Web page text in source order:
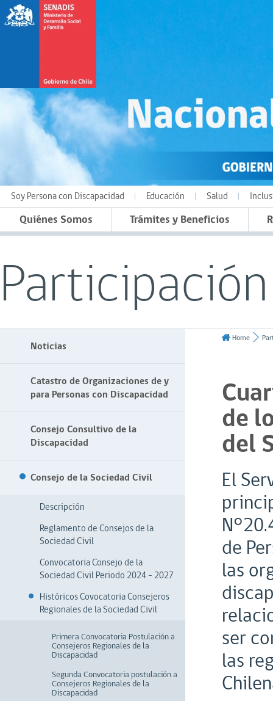
Soy Persona con Discapacidad Educación Salud
Quiénes Somos Trámites y Beneficios
Participación
Noticias
Catastro de Organizaciones de y
para Personas con Discapacidad
Consejo Consultivo de la
Discapacidad
Consejo de la Sociedad Civil
Descripción
Reglamento de Consejos de la
Sociedad Civil
Convocatoria Consejo de la
Sociedad Civil Periodo 2024 - 2027
Históricos Covocatoria Consejeros
Regionales de la Sociedad Civil
Primera Convocatoria Postulación a
Consejeros Regionales de la
Discapacidad
Segunda Convocatoria postulación a
Consejeros Regionales de la
Discapacidad
Home
de
del
El
de
las
ser
las